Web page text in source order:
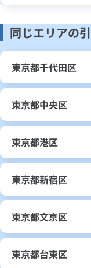
同じエリアの
東京都千代田区
東京都中央区
東京都港区
東京都新宿区
東京都文京区
東京都台東区